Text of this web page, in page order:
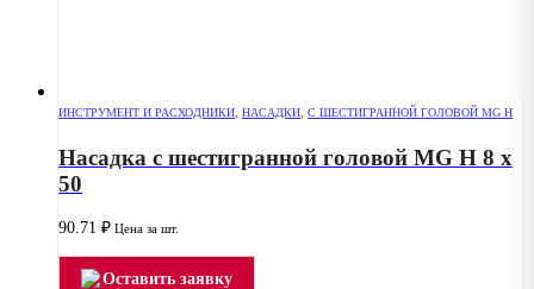
ИНСТРУМЕНТ И РАСХОДНИКИ, НАСАДКИ, С ШЕСТИГРАННОЙ ГОЛОВОЙ MG H
Насадка с шестигранной головой MG H 8 x
50
90.71 ₽ Цена за шт.
Оставить заявку